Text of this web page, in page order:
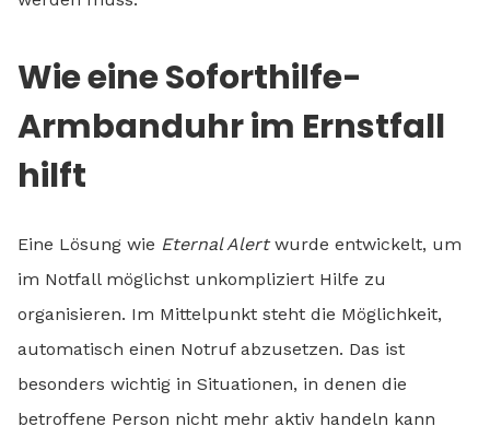
Wie eine Soforthilfe-
Armbanduhr im Ernstfall
hilft
Eine Lösung wie Eternal Alertwurde entwickelt, um
im Notfall möglichst unkompliziert Hilfe zu
organisieren. Im Mittelpunkt steht die Möglichkeit,
automatisch einen Notruf abzusetzen. Das ist
besonders wichtig in Situationen, in denen die
betroffene Person nicht mehr aktiv handeln kann